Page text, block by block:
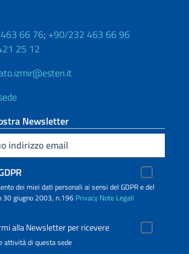
66 76; +90/232 463 66 96
25 12
Newsletter
dei miei dati personali ai sensi del GDPR e del
30 giugno 2003, n.196 Privacy Note Legali
alla Newsletter per ricevere
attività di questa sede